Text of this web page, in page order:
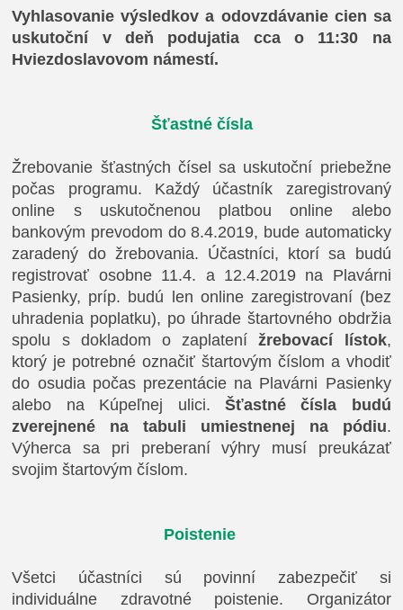
Vyhlasovanie výsledkov a odovzdávanie cien sa
uskutoční v deň podujatia cca o 11:30 na
Hviezdoslavovom námestí.
Šťastné čísla
Žrebovanie šťastných čísel sa uskutoční priebežne
počas programu. Každý účastník zaregistrovaný
online s uskutočnenou platbou online alebo
bankovým prevodom do 8.4.2019, bude automaticky
zaradený do žrebovania. Účastníci, ktorí sa budú
registrovať osobne 11.4. a 12.4.2019 na Plavárni
Pasienky, príp. budú len online zaregistrovaní (bez
uhradenia poplatku), po úhrade štartovného obdržia
spolu s dokladom o zaplatenížrebovací lístok,
ktorý je potrebné označiť štartovým číslom a vhodiť
do osudia počas prezentácie na Plavárni Pasienky
alebo na Kúpeľnej ulici. Šťastné čísla budú
zverejnené na tabuli umiestnenej na pódiu.
Výherca sa pri preberaní výhry musí preukázať
svojim štartovým číslom.
Poistenie
Všetci účastníci sú povinní zabezpečiť si
individuálne zdravotné poistenie. Organizátor